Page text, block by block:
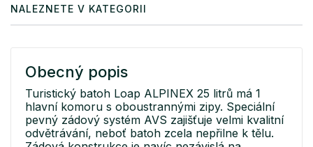
NALEZNETE V KATEGORII
Obecný popis
Turistický batoh Loap ALPINEX 25 litrů má 1
hlavní komoru s oboustrannými zipy. Speciální
pevný zádový systém AVS zajišťuje velmi kvalitní
odvětrávání, neboť batoh zcela nepřilne k tělu.